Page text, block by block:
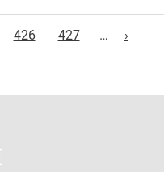
426 427 … ›